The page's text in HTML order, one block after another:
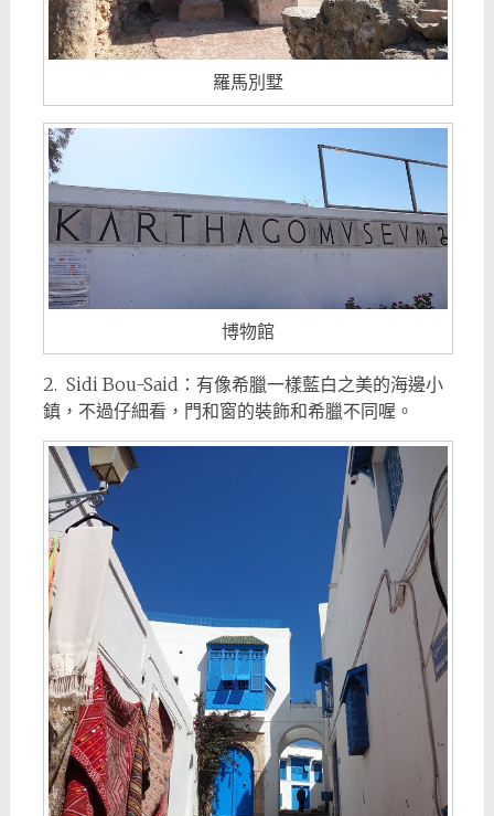
羅馬別墅
博物館
2. Sidi Bou-Said：有像希臘一樣藍白之美的海邊小
鎮，不過仔細看，門和窗的裝飾和希臘不同喔。